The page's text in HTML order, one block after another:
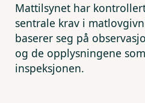
Mattilsynet har
sentrale krav i
baserer seg på
og de opplysningene
inspeksjonen.